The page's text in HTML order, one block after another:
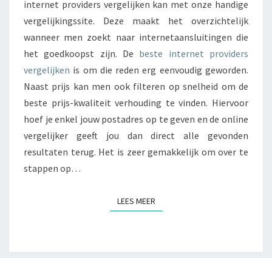
R
N
E
T
R
O
V
I
R
E
R
L
internet providers vergelijken kan met onze handige
vergelijkingssite. Deze maakt het overzichtelijk
wanneer men zoekt naar internetaansluitingen die
het goedkoopst zijn. De beste internet providers
vergelijken is om die reden erg eenvoudig geworden.
Naast prijs kan men ook filteren op snelheid om de
beste prijs-kwaliteit verhouding te vinden. Hiervoor
hoef je enkel jouw postadres op te geven en de online
vergelijker geeft jou dan direct alle gevonden
resultaten terug. Het is zeer gemakkelijk om over te
stappen op…
LEES MEER